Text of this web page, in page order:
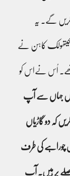
گے۔ یہ
کاہن نے
تھے۔ اُس نےاس کو
ہیں جہاں سے آپ
کہ دو گاڑیاں
چوراہے کی طرف
پر ہیں۔ آپ